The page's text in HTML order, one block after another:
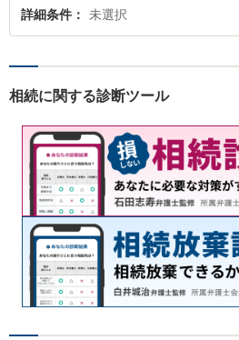
詳細条件 未選択
相続に関する診断ツール